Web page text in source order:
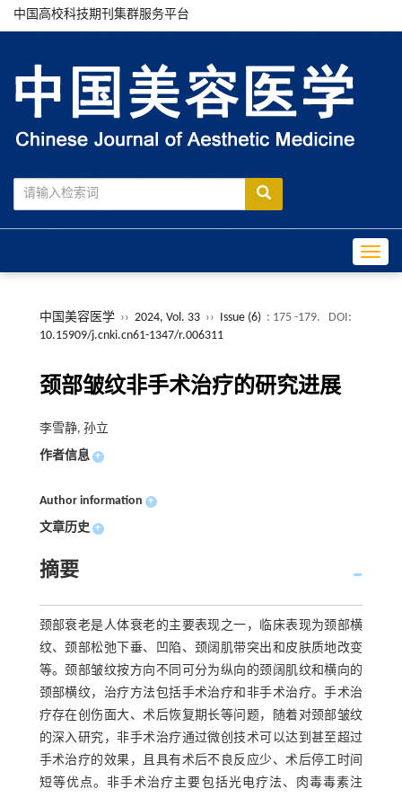
中国高校科技期刊集群服务平台
中国美容医学 ›› 2024, Vol. 33 ›› Issue (6) : 175 -179.
DOI:
10.15909/j.cnki.cn61-1347/r.006311
颈部皱纹非手术治疗的研究进展
李雪静, 孙立
作者信息 +
Author information +
文章历史 +
摘要
颈部衰老是人体衰老的主要表现之一，临床表现为颈部横
纹、颈部松弛下垂、凹陷、颈阔肌带突出和皮肤质地改变
等。颈部皱纹按方向不同可分为纵向的颈阔肌纹和横向的
颈部横纹，治疗方法包括手术治疗和非手术治疗。手术治
疗存在创伤面大、术后恢复期长等问题，随着对颈部皱纹
的深入研究，非手术治疗通过微创技术可以达到甚至超过
手术治疗的效果，且具有术后不良反应少、术后停工时间
短等优点。非手术治疗主要包括光电疗法、肉毒毒素注